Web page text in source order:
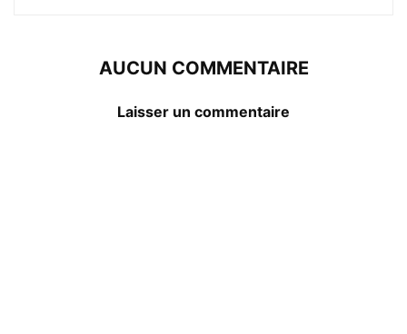
AUCUN COMMENTAIRE
Laisser un commentaire